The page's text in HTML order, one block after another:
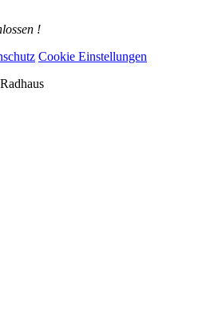
!
Cookie Einstellungen